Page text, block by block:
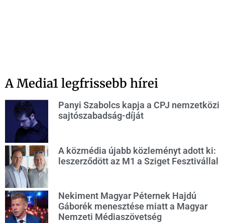
A Media1 legfrissebb hírei
Panyi Szabolcs kapja a CPJ nemzetközi
sajtószabadság-díját
A közmédia újabb közleményt adott ki:
leszerződött az M1 a Sziget Fesztivállal
Nekiment Magyar Péternek Hajdú
Gáborék menesztése miatt a Magyar
Nemzeti Médiaszövetség